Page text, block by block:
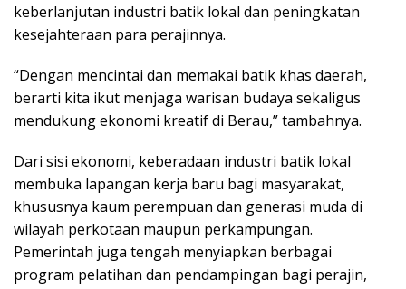
keberlanjutan industri batik lokal dan peningkatan
kesejahteraan para perajinnya.
“Dengan mencintai dan memakai batik khas daerah,
berarti kita ikut menjaga warisan budaya sekaligus
mendukung ekonomi kreatif di Berau,” tambahnya.
Dari sisi ekonomi, keberadaan industri batik lokal
membuka lapangan kerja baru bagi masyarakat,
khususnya kaum perempuan dan generasi muda di
wilayah perkotaan maupun perkampungan.
Pemerintah juga tengah menyiapkan berbagai
program pelatihan dan pendampingan bagi perajin,